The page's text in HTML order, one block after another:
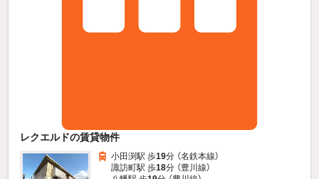
レクエルドの賃貸物件
小田渕駅 歩19分 （名鉄本線）
諏訪町駅 歩18分 （豊川線）